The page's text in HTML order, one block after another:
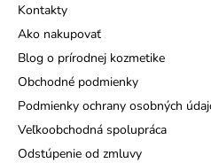
Kontakty
Ako nakupovať
Blog o prírodnej kozmetike
Obchodné podmienky
Podmienky ochrany osobných
Veľkoobchodná spolupráca
Odstúpenie od zmluvy